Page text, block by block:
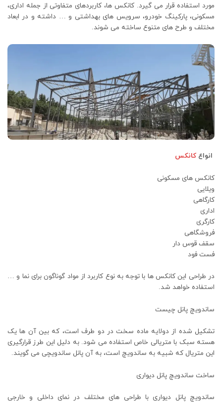
مورد استفاده قرار می گیرد. کانکس ها، کاربردهای متفاوتی از جمله اداری،
مسکونی، پارکینگ خودرو، سرویس های بهداشتی و … داشته و در ابعاد
مختلف و طرح های متنوع ساخته می شوند.
انواع کانکس
کانکس های مسکونی
ویلایی
کارگاهی
اداری
کارگری
فروشگاهی
سقف قوس دار
فست فود
در طراحی این کانکس ها با توجه به نوع کاربرد از مواد گوناگون برای نما و …
استفاده خواهد شد.
ساندویچ پانل چیست
تشکیل شده از دولایه ماده سخت در دو طرف است، که بین آن ها یک
هسته سبک با متریالی خاص استفاده می شود. به دلیل این طرز قرارگیری
این متریال که شبیه به ساندویچ است، به آن پانل ساندویچی می گویند.
ساخت ساندویچ پانل دیواری
ساندویچ پانل دیواری با طراحی های مختلف در نمای داخلی و خارجی